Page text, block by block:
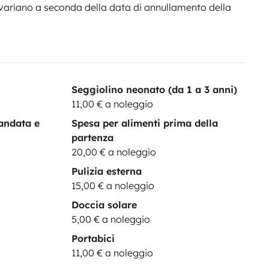
todo tipo de mascotas! Solo
acomodar todo para
tu próxima aventura.Las
mismas condiciones de
las
mismas condiciones de
, por lo que esta queda
mantener la furgoneta en
cargo de la fianza. Estamos
ayuda con tu itinerario , ¡no
a seconda della data di annullamento della
Seggiolino neonato (da 1 a 3 anni)
11,00 € a noleggio
e
Spesa per alimenti prima della
partenza
20,00 € a noleggio
Pulizia esterna
15,00 € a noleggio
Doccia solare
5,00 € a noleggio
Portabici
11,00 € a noleggio